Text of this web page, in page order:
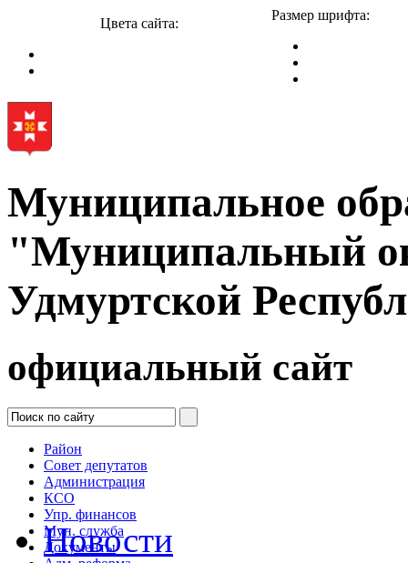
Цвета сайта:
Размер шрифта:
Муниципальное
"Муниципальный
Удмуртской
официальный сайт
Район
Совет депутатов
Администрация
КСО
Упр. финансов
Мун. служба
Документы
Новости